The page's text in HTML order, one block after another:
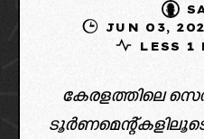
JUN
LESS 1
കേരളത്തിലെ